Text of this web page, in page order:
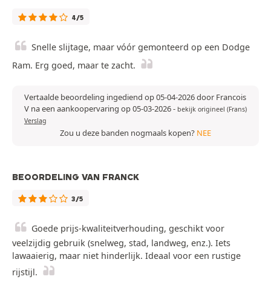
4/5
Snelle slijtage, maar vóór gemonteerd op een Dodge
Ram. Erg goed, maar te zacht.
Vertaalde beoordeling ingediend op 05-04-2026 door Francois
V na een aankoopervaring op 05-03-2026- bekijk origineel (Frans)
Verslag
Zou u deze banden nogmaals kopen? NEE
BEOORDELING VAN FRANCK
3/5
Goede prijs-kwaliteitverhouding, geschikt voor
veelzijdig gebruik (snelweg, stad, landweg, enz.). Iets
lawaaierig, maar niet hinderlijk. Ideaal voor een rustige
rijstijl.